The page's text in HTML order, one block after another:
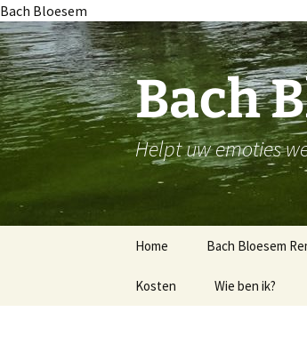
Bach Bloesem
Ga
naar
de
inhoud
Bach
Helpt uw emoties
Home Bach Bloesem
De juiste Bach
Kosten Wie ben ik?